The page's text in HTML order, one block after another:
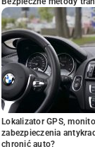
Lokalizator GPS,
zabezpieczenia
chronić auto?